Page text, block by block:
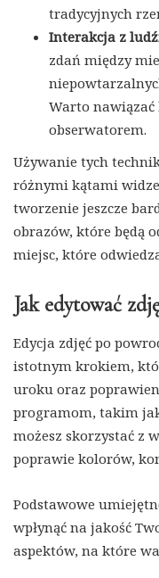
tradycyjnych
Interakcja z
zdań między
Warto
obserwatorem.
Używanie tych
różnymi kątami
tworzenie jeszcze
obrazów, które będą
miejsc, które
Jak edytować
Edycja zdjęć po
istotnym krokiem,
uroku oraz
programom, takim
możesz skorzystać z
poprawie kolorów,
Podstawowe
wpłynąć na jakość
aspektów, na które